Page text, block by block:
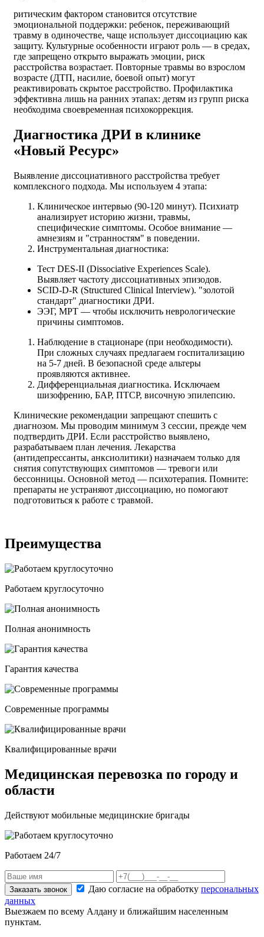
ритическим фактором становится отсутствие
эмоциональной поддержки: ребенок, переживающий
травму в одиночестве, чаще использует диссоциацию как
защиту. Культурные особенности играют роль — в средах,
где запрещено открыто выражать эмоции, риск
расстройства возрастает. Повторные травмы во взрослом
возрасте (ДТП, насилие, боевой опыт) могут
реактивировать скрытое расстройство. Профилактика
эффективна лишь на ранних этапах: детям из групп риска
необходима своевременная психокоррекция.
Диагностика ДРИ в клинике
«Новый Ресурс»
Выявление диссоциативного расстройства требует
комплексного подхода. Мы используем 4 этапа:
Клиническое интервью (90-120 минут). Психиатр
анализирует историю жизни, травмы,
специфические симптомы. Особое внимание —
амнезиям и "странностям" в поведении.
Инструментальная диагностика:
Тест DES-II (Dissociative Experiences Scale).
Выявляет частоту диссоциативных эпизодов.
SCID-D-R (Structured Clinical Interview). "золотой
стандарт" диагностики ДРИ.
ЭЭГ, МРТ — чтобы исключить неврологические
причины симптомов.
Наблюдение в стационаре (при необходимости).
При сложных случаях предлагаем госпитализацию
на 5-7 дней. В безопасной среде альтеры
проявляются активнее.
Дифференциальная диагностика. Исключаем
шизофрению, БАР, ПТСР, височную эпилепсию.
Клинические рекомендации запрещают спешить с
диагнозом. Мы проводим минимум 3 сессии, прежде чем
подтвердить ДРИ. Если расстройство выявлено,
разрабатываем план лечения. Лекарства
(антидепрессанты, анксиолитики) назначаем только для
снятия сопутствующих симптомов — тревоги или
бессонницы. Основной метод — психотерапия. Помните:
препараты не устраняют диссоциацию, но помогают
подготовиться к работе с травмой.
Преимущества
Работаем круглосуточно
Полная анонимность
Гарантия качества
Современные программы
Квалифицированные врачи
Медицинская перевозка по городу и
области
Действуют мобильные медицинские бригады
Работаем 24/7
Заказать звонок Даю согласие на обработку персональных
данных
Выезжаем по всему Алдану и ближайшим населенным
пунктам.